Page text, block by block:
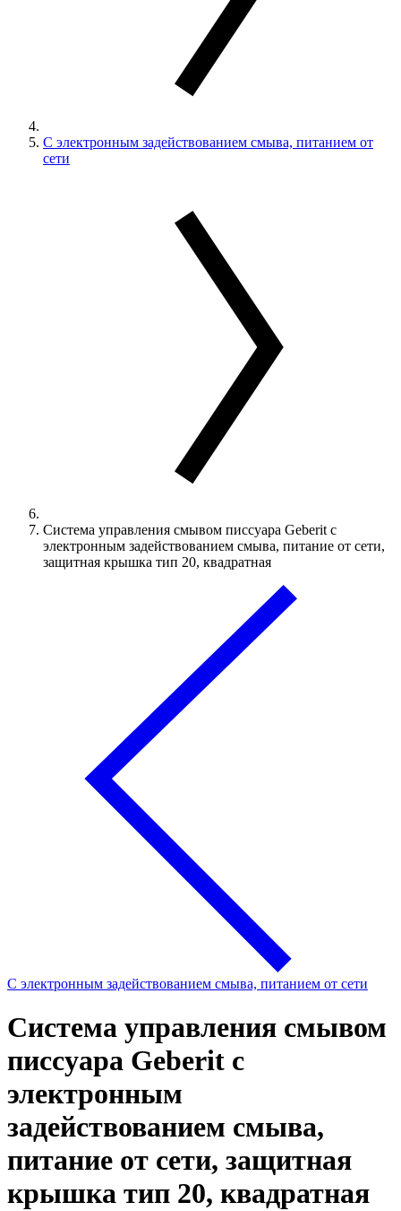
С электронным задействованием смыва, питанием от
сети
Система управления смывом писсуара Geberit с
электронным задействованием смыва, питание от сети,
защитная крышка тип 20, квадратная
С электронным задействованием смыва, питанием от сети
Система управления смывом
писсуара Geberit с
электронным
задействованием смыва,
питание от сети, защитная
крышка тип 20, квадратная